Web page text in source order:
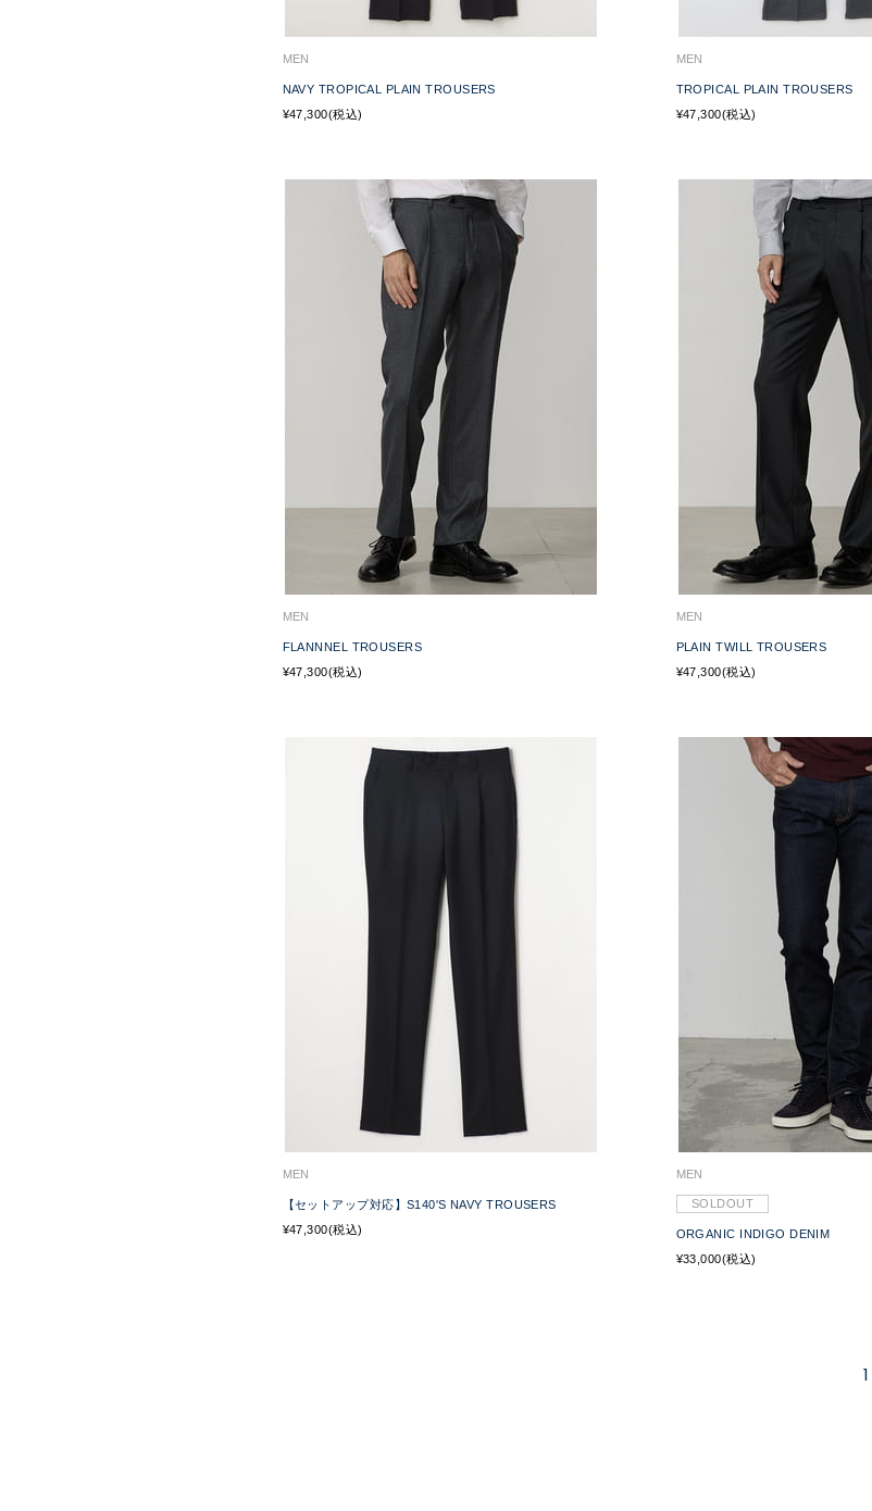
MEN
NAVY TROPICAL PLAIN TROUSERS
¥47,300(税込)
MEN
TROPICAL PLAIN TROUSERS
¥47,300(税込)
MEN
FLANNNEL TROUSERS
¥47,300(税込)
MEN
PLAIN TWILL TROUSERS
¥47,300(税込)
MEN
【セットアップ対応】S140'S NAVY TROUSERS
¥47,300(税込)
MEN
SOLDOUT
ORGANIC INDIGO DENIM
¥33,000(税込)
1